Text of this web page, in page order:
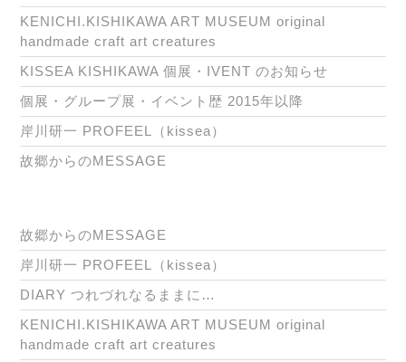
KENICHI.KISHIKAWA ART MUSEUM original
handmade craft art creatures
KISSEA KISHIKAWA 個展・IVENT のお知らせ
個展・グループ展・イベント歴 2015年以降
岸川研一 PROFEEL（kissea）
故郷からのMESSAGE
故郷からのMESSAGE
岸川研一 PROFEEL（kissea）
DIARY つれづれなるままに…
KENICHI.KISHIKAWA ART MUSEUM original
handmade craft art creatures